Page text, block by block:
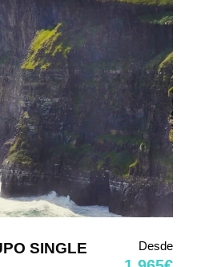
SINGLE Desde